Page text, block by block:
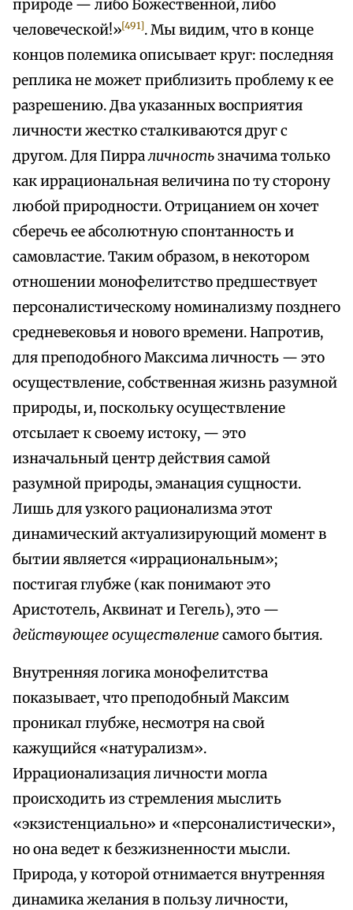
природе — либо Божественной, либо
человеческой!»[491]. Мы видим, что в конце
концов полемика описывает круг: последняя
реплика не может приблизить проблему к ее
разрешению. Два указанных восприятия
личности жестко сталкиваются друг с
другом. Для Пирраличностьзначима только
как иррациональная величина по ту сторону
любой природности. Отрицанием он хочет
сберечь ее абсолютную спонтанность и
самовластие. Таким образом, в некотором
отношении монофелитство предшествует
персоналистическому номинализму позднего
средневековья и нового времени. Напротив,
для преподобного Максима личность — это
осуществление, собственная жизнь разумной
природы, и, поскольку осуществление
отсылает к своему истоку, — это
изначальный центр действия самой
разумной природы, эманация сущности.
Лишь для узкого рационализма этот
динамический актуализирующий момент в
бытии является «иррациональным»;
постигая глубже (как понимают это
Аристотель, Аквинат и Гегель), это —
действующее осуществлениесамого бытия.
Внутренняя логика монофелитства
показывает, что преподобный Максим
проникал глубже, несмотря на свой
кажущийся «натурализм».
Иррационализация личности могла
происходить из стремления мыслить
«экзистенциально» и «персоналистически»,
но она ведет к безжизненности мысли.
Природа, у которой отнимается внутренняя
динамика желания в пользу личности,